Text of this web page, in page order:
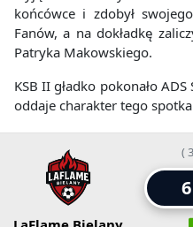
końcówce i zdobył
Fanów, a na dokładkę
Patryka Makowskiego.
KSB II gładko pokonało
oddaje charakter tego
(